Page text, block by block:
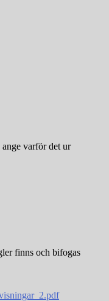
varför det ur
finns och bifogas